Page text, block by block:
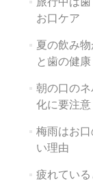
ンお口ケア
夏の飲み
と歯の健康
朝の口の
化に要注意
梅雨はお
い理由
疲れてい